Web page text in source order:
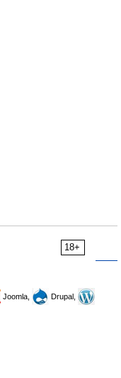
18+
Joomla,
Drupal,